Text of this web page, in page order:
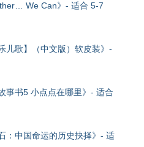
We Can》- 适合 5-7
儿歌】（中文版）软皮装》-
事书5 小点点在哪里》- 适合
：中国命运的历史抉择》- 适